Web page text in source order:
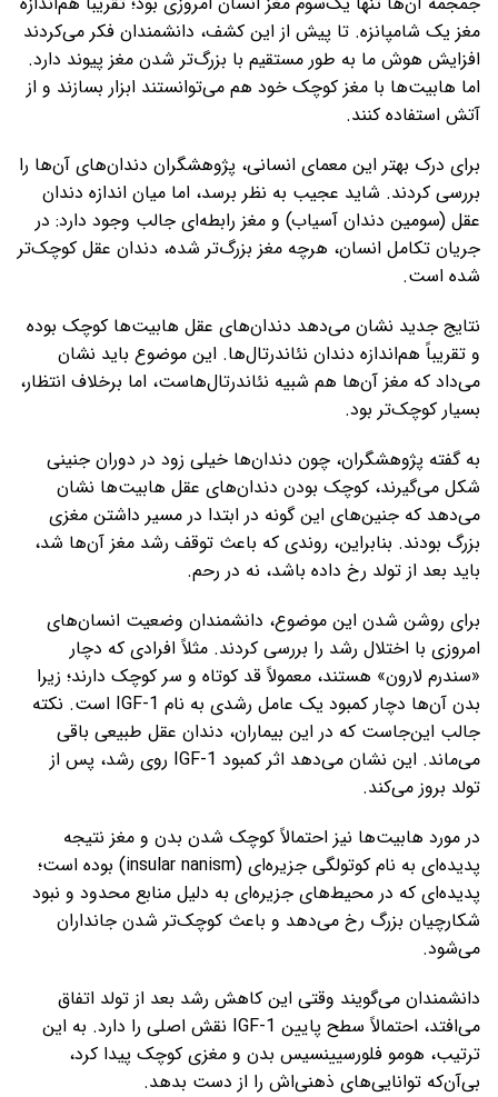
مغز یک شامپانزه. تا پیش از این کشف، دانشمندان فکر می‌کردند
افزایش هوش ما به طور مستقیم با بزرگ‌تر شدن مغز پیوند دارد.
اما هابیت‌ها با مغز کوچک خود هم می‌توانستند ابزار بسازند و از
آتش استفاده کنند.
برای درک بهتر این معمای انسانی، پژوهشگران دندان‌های آن‌ها را
بررسی کردند. شاید عجیب به نظر برسد، اما میان اندازه دندان
عقل (سومین دندان آسیاب) و مغز رابطه‌ای جالب وجود دارد: در
جریان تکامل انسان، هرچه مغز بزرگ‌تر شده، دندان عقل کوچک‌تر
شده است.
نتایج جدید نشان می‌دهد دندان‌های عقل هابیت‌ها کوچک بوده
و تقریباً هم‌اندازه دندان نئاندرتال‌ها. این موضوع باید نشان
می‌داد که مغز آن‌ها هم شبیه نئاندرتال‌هاست، اما برخلاف انتظار،
بسیار کوچک‌تر بود.
به گفته پژوهشگران، چون دندان‌ها خیلی زود در دوران جنینی
شکل می‌گیرند، کوچک بودن دندان‌های عقل هابیت‌ها نشان
می‌دهد که جنین‌های این گونه در ابتدا در مسیر داشتن مغزی
بزرگ بودند. بنابراین، روندی که باعث توقف رشد مغز آن‌ها شد،
باید بعد از تولد رخ داده باشد، نه در رحم.
برای روشن شدن این موضوع، دانشمندان وضعیت انسان‌های
امروزی با اختلال رشد را بررسی کردند. مثلاً افرادی که دچار
«سندرم لارون» هستند، معمولاً قد کوتاه و سر کوچک دارند؛ زیرا
بدن آن‌ها دچار کمبود یک عامل رشدی به نام IGF-1 است. نکته
جالب این‌جاست که در این بیماران، دندان عقل طبیعی باقی
می‌ماند. این نشان می‌دهد اثر کمبود IGF-1 روی رشد، پس از
تولد بروز می‌کند.
در مورد هابیت‌ها نیز احتمالاً کوچک شدن بدن و مغز نتیجه
پدیده‌ای به نام کوتولگی جزیره‌ای (insular nanism) بوده است؛
پدیده‌ای که در محیط‌های جزیره‌ای به دلیل منابع محدود و نبود
شکارچیان بزرگ رخ می‌دهد و باعث کوچک‌تر شدن جانداران
می‌شود.
دانشمندان می‌گویند وقتی این کاهش رشد بعد از تولد اتفاق
می‌افتد، احتمالاً سطح پایین IGF-1 نقش اصلی را دارد. به این
ترتیب، هومو فلورسیینسیس بدن و مغزی کوچک پیدا کرد،
بی‌آن‌که توانایی‌های ذهنی‌اش را از دست بدهد.